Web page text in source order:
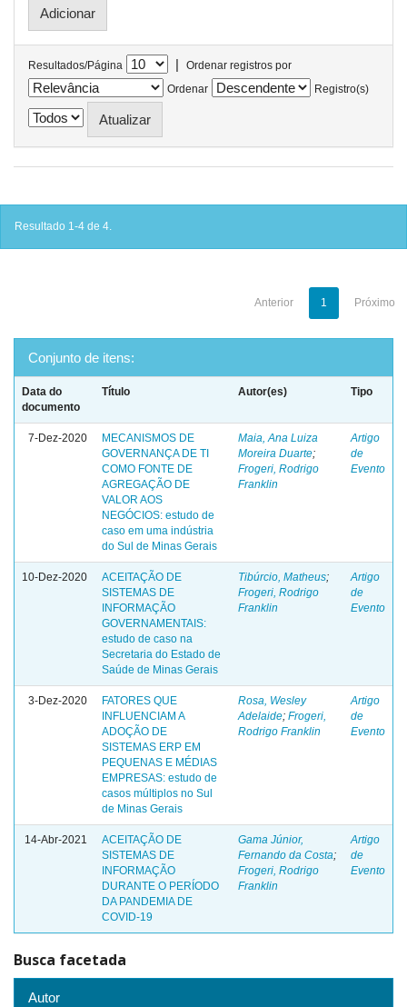
Resultados/Página |
Ordenar registros por
Ordenar
Registro(s)
Resultado 1-4 de 4.
Anterior 1 Próximo
Conjunto de itens:
Data do
documento
Título Autor(es) Tipo
7-Dez-2020
MECANISMOS DE
GOVERNANÇA DE TI
COMO FONTE DE
AGREGAÇÃO DE
VALOR AOS
NEGÓCIOS: estudo de
caso em uma indústria
do Sul de Minas Gerais
Maia, Ana Luiza
Moreira Duarte;
Frogeri, Rodrigo
Franklin
Artigo
de
Evento
10-Dez-2020
ACEITAÇÃO DE
SISTEMAS DE
INFORMAÇÃO
GOVERNAMENTAIS:
estudo de caso na
Secretaria do Estado de
Saúde de Minas Gerais
Tibúrcio, Matheus;
Frogeri, Rodrigo
Franklin
Artigo
de
Evento
3-Dez-2020
FATORES QUE
INFLUENCIAM A
ADOÇÃO DE
SISTEMAS ERP EM
PEQUENAS E MÉDIAS
EMPRESAS: estudo de
casos múltiplos no Sul
de Minas Gerais
Rosa, Wesley
Adelaide; Frogeri,
Rodrigo Franklin
Artigo
de
Evento
14-Abr-2021
ACEITAÇÃO DE
SISTEMAS DE
INFORMAÇÃO
DURANTE O PERÍODO
DA PANDEMIA DE
COVID-19
Gama Júnior,
Fernando da Costa;
Frogeri, Rodrigo
Franklin
Artigo
de
Evento
Busca facetada
Autor